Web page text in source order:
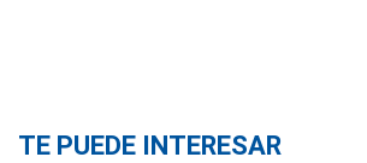
TE PUEDE INTERESAR